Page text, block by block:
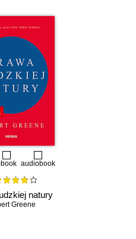
audiobook
natury
Greene